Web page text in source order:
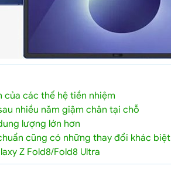
của các thế hệ tiền nhiệm
nhiều năm giậm chân tại chỗ
lượng lớn hơn
cũng có những thay đổi khác biệt
Z Fold8/Fold8 Ultra